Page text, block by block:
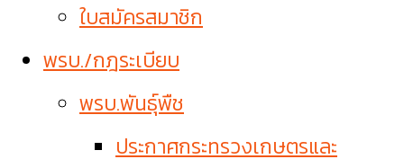
ใบสมัครสมาชิก
พรบ./กฎระเบียบ
พรบ.พันธุ์พืช
ประกาศกระทรวงเกษตรและ